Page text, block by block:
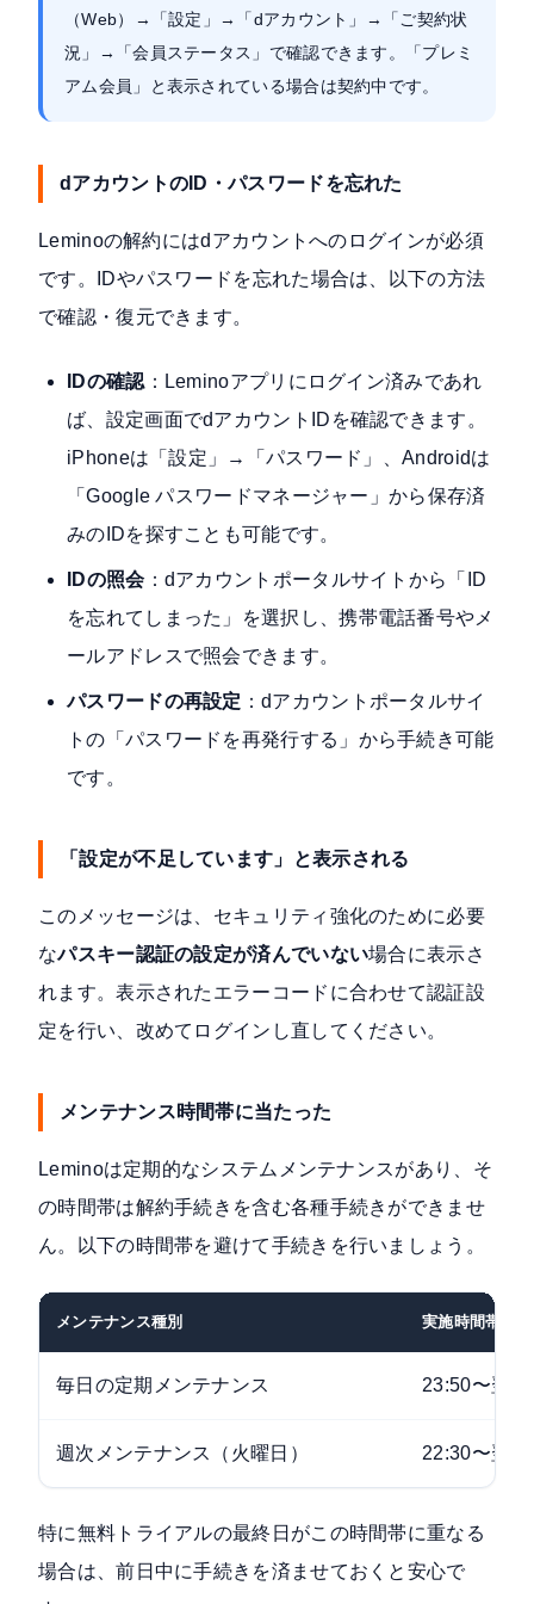
（Web）→「設定」→「dアカウント」→「ご契約状
況」→「会員ステータス」で確認できます。「プレミ
アム会員」と表示されている場合は契約中です。
dアカウントのID・パスワードを忘れた
Leminoの解約にはdアカウントへのログインが必須
です。IDやパスワードを忘れた場合は、以下の方法
で確認・復元できます。
IDの確認：Leminoアプリにログイン済みであれ
ば、設定画面でdアカウントIDを確認できます。
iPhoneは「設定」→「パスワード」、Androidは
「Google パスワードマネージャー」から保存済
みのIDを探すことも可能です。
IDの照会： dアカウントポータルサイト から「ID
を忘れてしまった」を選択し、携帯電話番号やメ
ールアドレスで照会できます。
パスワードの再設定 ：dアカウントポータルサイ
トの「パスワードを再発行する」から手続き可能
です。
「設定が不足しています」と表示される
このメッセージは、セキュリティ強化のために必要
なパスキー認証の設定が済んでいない場合に表示さ
れます。表示されたエラーコードに合わせて認証設
定を行い、改めてログインし直してください。
メンテナンス時間帯に当たった
Leminoは定期的なシステムメンテナンスがあり、そ
の時間帯は解約手続きを含む各種手続きができませ
ん。以下の時間帯を避けて手続きを行いましょう。
メンテナンス種別 実施時間帯
毎日の定期メンテナンス 23:50〜翌
週次メンテナンス（火曜日） 22:30〜翌
特に無料トライアルの最終日がこの時間帯に重なる
場合は、前日中に手続きを済ませておくと安心で